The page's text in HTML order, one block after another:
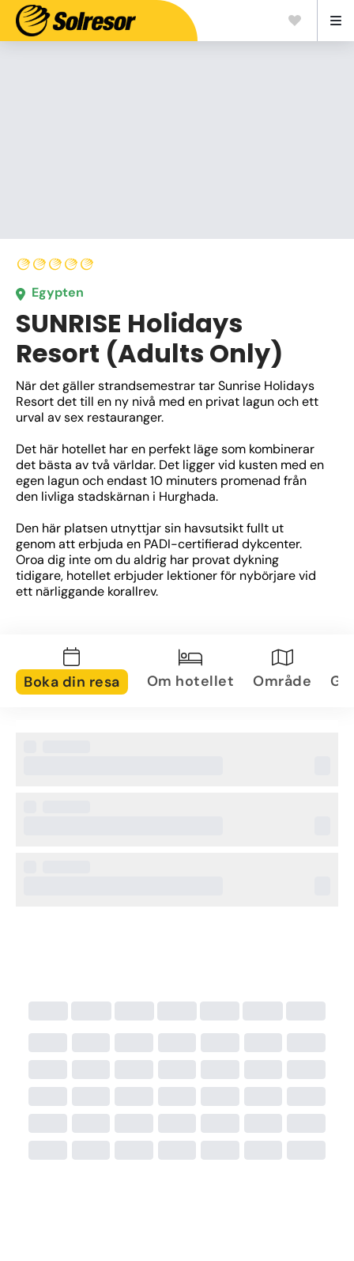
Egypten
SUNRISE Holidays
Resort (Adults Only)
När det gäller strandsemestrar tar Sunrise Holidays
Resort det till en ny nivå med en privat lagun och ett
urval av sex restauranger.
Det här hotellet har en perfekt läge som kombinerar
det bästa av två världar. Det ligger vid kusten med en
egen lagun och endast 10 minuters promenad från
den livliga stadskärnan i Hurghada.
Den här platsen utnyttjar sin havsutsikt fullt ut
genom att erbjuda en PADI-certifierad dykcenter.
Oroa dig inte om du aldrig har provat dykning
tidigare, hotellet erbjuder lektioner för nybörjare vid
ett närliggande korallrev.
motsvarande i euro) och det enklaste är att köpa det
direkt vid ankomst på flygplatsen i Egypten.
Betalning sker smidigt i amerikanska dollar eller euro.
Boka din resa Om hotellet Område